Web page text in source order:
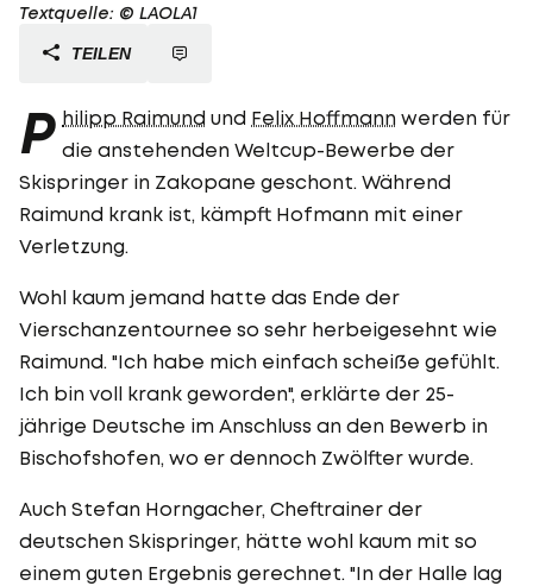
Textquelle: © LAOLA1
TEILEN
P hilipp Raimund und Felix Hoffmann werden für
die anstehenden Weltcup-Bewerbe der
Skispringer in Zakopane geschont. Während
Raimund krank ist, kämpft Hofmann mit einer
Verletzung.
Wohl kaum jemand hatte das Ende der
Vierschanzentournee so sehr herbeigesehnt wie
Raimund. "Ich habe mich einfach scheiße gefühlt.
Ich bin voll krank geworden", erklärte der 25-
jährige Deutsche im Anschluss an den Bewerb in
Bischofshofen, wo er dennoch Zwölfter wurde.
Auch Stefan Horngacher, Cheftrainer der
deutschen Skispringer, hätte wohl kaum mit so
einem guten Ergebnis gerechnet. "In der Halle lag